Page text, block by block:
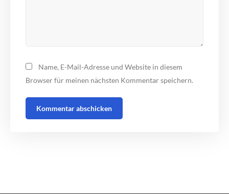
Name, E-Mail-Adresse und Website in diesem
Browser für meinen nächsten Kommentar speichern.